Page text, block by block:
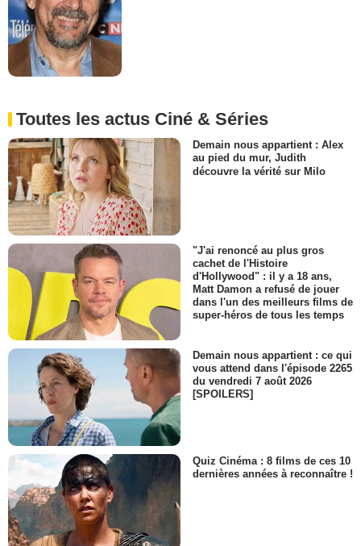
Toutes les actus Ciné & Séries
Demain nous appartient : Alex
au pied du mur, Judith
découvre la vérité sur Milo
"J'ai renoncé au plus gros
cachet de l'Histoire
d'Hollywood" : il y a 18 ans,
Matt Damon a refusé de jouer
dans l'un des meilleurs films de
super-héros de tous les temps
Demain nous appartient : ce qui
vous attend dans l'épisode 2265
du vendredi 7 août 2026
[SPOILERS]
Quiz Cinéma : 8 films de ces 10
dernières années à reconnaître !